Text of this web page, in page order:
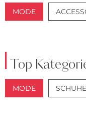
MODE
Top
MODE SCHUHE